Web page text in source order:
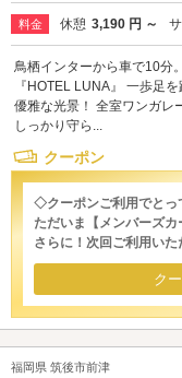
料金 休憩 3,190 円 ～
鳥栖インターから車で10分
『HOTEL LUNA』 一歩足
優雅な光景！ 全室ワンガレ
しっかり守ら...
クーポン
◇クーポンご利用でと
ただいま【メンバーズ
さらに！次回ご利用い
ク
福岡県 筑後市前津